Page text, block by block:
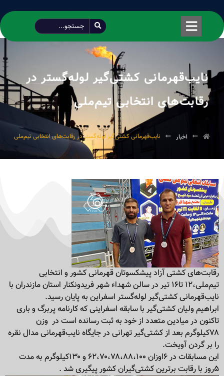
طراحی شده توسط محمود سیفی | 4215 887 0915
نایب‌قهرمانی کشتی‌گیر لوله‌گستر در
رقابت‌های انتخابی تیم‌ملی
اخبار نایب‌قهرمانی کشتی‌گیر لوله‌گستر در رقابت‌های انتخابی تیم‌ملی
رقابت‌های کشتی آزاد پیشکسوتان قهرمانی کشور و انتخابی
تیم‌ملی،۱۲ تا۱۶ تیر در سالن شهداء شهر فریدونکنار استان مازندران با
نایب‌قهرمانی کشتی‌گیر لوله‌گستر اسفراین به پایان رسید.
ابراهیم ولیان کشتی‌گیر با سابقه اسفراینی که کارنامه پربرگ و باری
تاکنون در میادین متعدد از خود به ثبت رسانده است در وزن
۷۸کیلوگرم بعد از کشتی‌گیر تهرانی در جایگاه نایب‌قهرمانی مدال نقره
را بر گردن آویخت.
این مسابقات در ۶اوزان ۶۲،۷۰،۷۸،۸۸،۱۰۰ و ۱۳۰کیلوگرم به مدت
۵روز با رقابت برترین کشتی‌گیران کشور پیگیری شد .